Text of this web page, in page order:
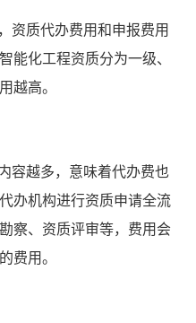
资质代办费用和申报费用
能化工程资质分为一级、
越高。
容越多，意味着代办费也
办机构进行资质申请全流
察、资质评审等，费用会
费用。